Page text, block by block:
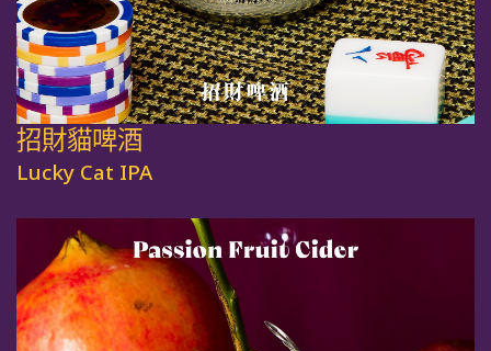
招財貓啤酒
Lucky Cat IPA